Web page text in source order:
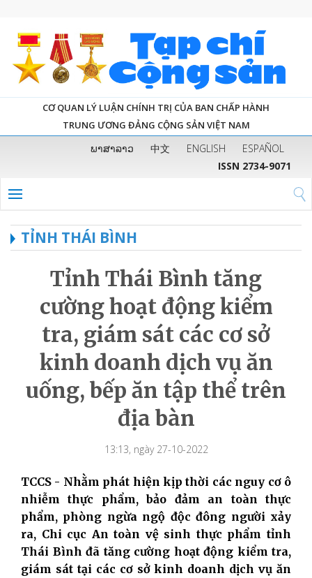
CƠ QUAN LÝ LUẬN CHÍNH TRỊ CỦA BAN CHẤP HÀNH
TRUNG ƯƠNG ĐẢNG CỘNG SẢN VIỆT NAM
ພາສາລາວ 中文 ENGLISH
ESPAÑOL
ISSN 2734-9071
TỈNH THÁI BÌNH
Tỉnh Thái Bình tăng
cường hoạt động kiểm
tra, giám sát các cơ sở
kinh doanh dịch vụ ăn
uống, bếp ăn tập thể trên
địa bàn
13:13, ngày 27-10-2022
TCCS - Nhằm phát hiện kịp thời các nguy cơ ô
nhiễm thực phẩm, bảo đảm an toàn thực
phẩm, phòng ngừa ngộ độc đông người xảy
ra, Chi cục An toàn vệ sinh thực phẩm tỉnh
Thái Bình đã tăng cường hoạt động kiểm tra,
giám sát tại các cơ sở kinh doanh dịch vụ ăn